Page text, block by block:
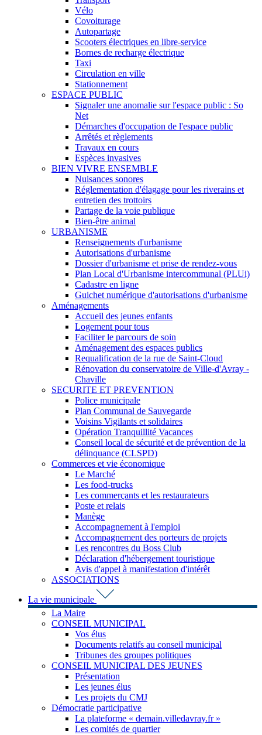
Vélo
Covoiturage
Autopartage
Scooters électriques en libre-service
Bornes de recharge électrique
Taxi
Circulation en ville
Stationnement
ESPACE PUBLIC
Signaler une anomalie sur l'espace public : So
Net
Démarches d'occupation de l'espace public
Arrêtés et règlements
Travaux en cours
Espèces invasives
BIEN VIVRE ENSEMBLE
Nuisances sonores
Réglementation d'élagage pour les riverains et
entretien des trottoirs
Partage de la voie publique
Bien-être animal
URBANISME
Renseignements d'urbanisme
Autorisations d'urbanisme
Dossier d'urbanisme et prise de rendez-vous
Plan Local d'Urbanisme intercommunal (PLUi)
Cadastre en ligne
Guichet numérique d'autorisations d'urbanisme
Aménagements
Accueil des jeunes enfants
Logement pour tous
Faciliter le parcours de soin
Aménagement des espaces publics
Requalification de la rue de Saint-Cloud
Rénovation du conservatoire de Ville-d'Avray -
Chaville
SECURITE ET PREVENTION
Police municipale
Plan Communal de Sauvegarde
Voisins Vigilants et solidaires
Opération Tranquillité Vacances
Conseil local de sécurité et de prévention de la
délinquance (CLSPD)
Commerces et vie économique
Le Marché
Les food-trucks
Les commerçants et les restaurateurs
Poste et relais
Manège
Accompagnement à l'emploi
Accompagnement des porteurs de projets
Les rencontres du Boss Club
Déclaration d'hébergement touristique
Avis d'appel à manifestation d'intérêt
ASSOCIATIONS
La vie municipale
La Maire
CONSEIL MUNICIPAL
Vos élus
Documents relatifs au conseil municipal
Tribunes des groupes politiques
CONSEIL MUNICIPAL DES JEUNES
Présentation
Les jeunes élus
Les projets du CMJ
Démocratie participative
La plateforme « demain.villedavray.fr »
Les comités de quartier